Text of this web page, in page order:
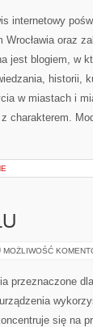
internetowy
oraz
jest blogiem, w
historii,
w miastach i
charakterem.
MOŻLIWOŚĆ
przeznaczone
się na